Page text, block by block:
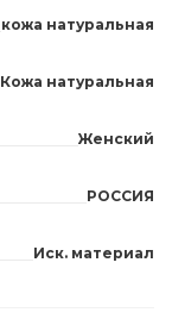
кожа натуральная
Кожа натуральная
Женский
РОССИЯ
Иск. материал